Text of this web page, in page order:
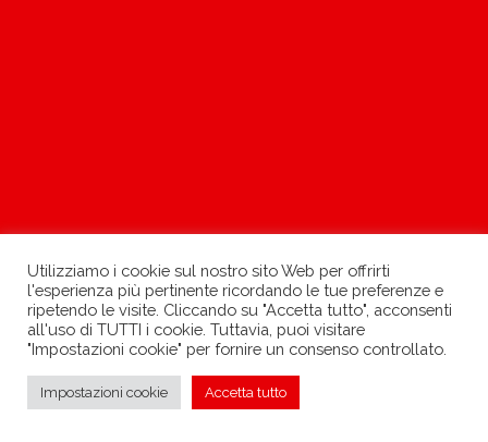
»
Utilizziamo i cookie sul nostro sito Web per offrirti
l'esperienza più pertinente ricordando le tue preferenze e
ripetendo le visite. Cliccando su "Accetta tutto", acconsenti
all'uso di TUTTI i cookie. Tuttavia, puoi visitare
"Impostazioni cookie" per fornire un consenso controllato.
Impostazioni cookie Accetta tutto